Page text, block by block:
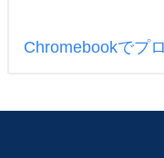
Chromebookでプ